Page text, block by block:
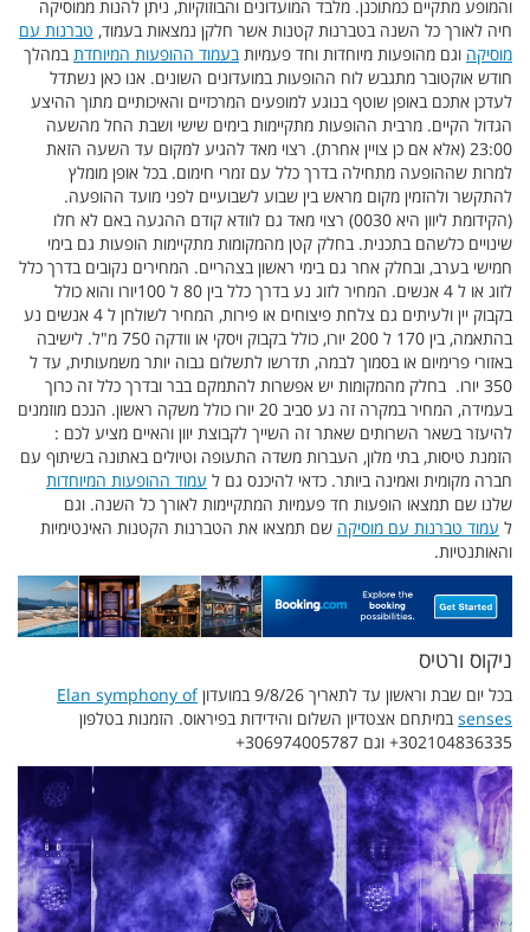
והמופע מתקיים כמתוכנן. מלבד המועדונים והבוזוקיות, ניתן להנות ממוסיקה
חיה לאורך כל השנה בטברנות קטנות אשר חלקן נמצאות בעמוד, טברנות עם
מוסיקה וגם מהופעות מיוחדות וחד פעמיותבעמוד ההופעות המיוחדתבמהלך
חודש אוקטובר מתגבש לוח ההופעות במועדונים השונים. אנו כאן נשתדל
לעדכן אתכם באופן שוטף בנוגע למופעים המרכזיים והאיכותיים מתוך ההיצע
הגדול הקיים. מרבית ההופעות מתקיימות בימים שישי ושבת החל מהשעה
23:00 (אלא אם כן צויין אחרת). רצוי מאד להגיע למקום עד השעה הזאת
למרות שההופעה מתחילה בדרך כלל עם זמרי חימום. בכל אופן מומלץ
להתקשר ולהזמין מקום מראש בין שבוע לשבועיים לפני מועד ההופעה.
(הקידומת ליוון היא 0030) רצוי מאד גם לוודא קודם ההגעה באם לא חלו
שינויים כלשהם בתכנית. בחלק קטן מהמקומות מתקיימות הופעות גם בימי
חמישי בערב, ובחלק אחר גם בימי ראשון בצהריים. המחירים נקובים בדרך כלל
לזוג או ל 4 אנשים. המחיר לזוג נע בדרך כלל בין 80 ל 100יורו והוא כולל
בקבוק יין ולעיתים גם צלחת פיצוחים או פירות, המחיר לשולחן ל 4 אנשים נע
בהתאמה, בין 170 ל 200 יורו, כולל בקבוק ויסקי או וודקה 750 מ"ל. לישיבה
באזורי פרימיום או בסמוך לבמה, תדרשו לתשלום גבוה יותר משמעותית, עד ל
350 יורו. בחלק מהמקומות יש אפשרות להתמקם בבר ובדרך כלל זה כרוך
בעמידה, המחיר במקרה זה נע סביב 20 יורו כולל משקה ראשון. הנכם מוזמנים
להיעזר בשאר השרותים שאתר זה השייך לקבוצת יוון והאיים מציע לכם :
הזמנת טיסות, בתי מלון, העברות משדה התעופה וטיולים באתונה בשיתוף עם
חברה מקומית ואמינה ביותר. כדאי להיכנס גם ל עמוד ההופעות המיוחדות
שלנו שם תמצאו הופעות חד פעמיות המתקיימות לאורך כל השנה. וגם
ל עמוד טברנות עם מוסיקה שם תמצאו את הטברנות הקטנות האינטימיות
והאותנטיות.
ניקוס ורטיס
בכל יום שבת וראשון עד לתאריך 9/8/26 במועדון
Elan symphony of
sensesבמיתחם אצטדיון השלום והידידות בפיראוס. הזמנות בטלפון
302104836335+ וגם 306974005787+